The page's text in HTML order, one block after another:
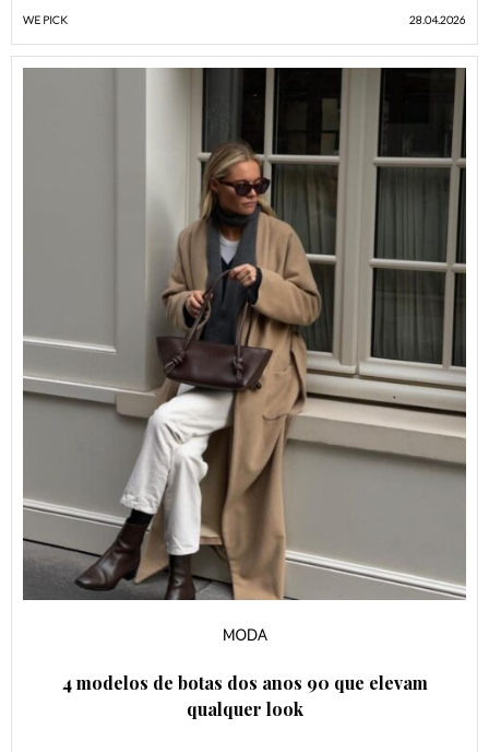
28.04.2026
WE PICK
MODA
4 modelos de botas dos anos 90 que elevam
qualquer look